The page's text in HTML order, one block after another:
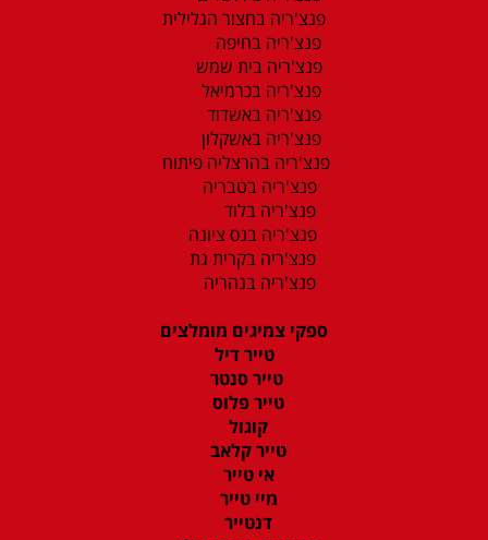
פנצ'ריה בחצור הגלילית
פנצ'ריה בחיפה
פנצ'ריה בית שמש
פנצ'ריה בכרמיאל
פנצ'ריה באשדוד
פנצ'ריה באשקלון
פנצ'ריה בהרצליה פיתוח
פנצ'ריה בטבריה
פנצ'ריה בלוד
פנצ'ריה בנס ציונה
פנצ'ריה בקרית גת
פנצ'ריה בנהריה
ספקי צמיגים מומלצים
טייר דיל
טייר סנטר
טייר פלוס
קוגול
טייר קלאב
אי טייר
מיי טייר
דנטייר